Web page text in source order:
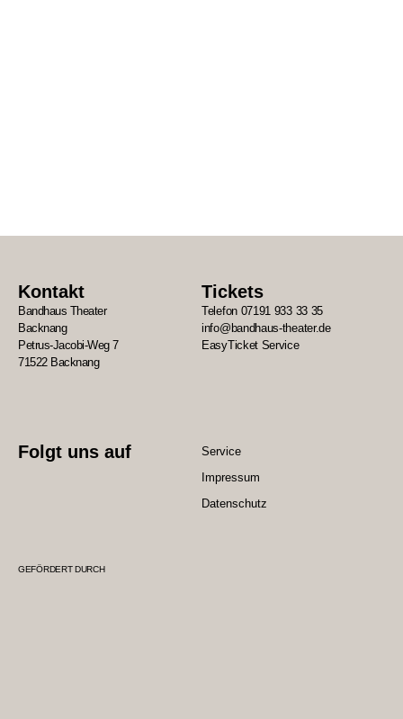
Kontakt
Bandhaus Theater
Backnang
Petrus-Jacobi-Weg 7
71522 Backnang
Tickets
Telefon 07191 933 33 35
info@bandhaus-theater.de
EasyTicket Service
Folgt uns auf
Service
Impressum
Datenschutz
GEFÖRDERT DURCH